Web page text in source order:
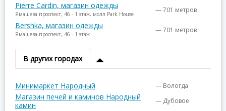
Pierre Cardin, магазин одежды
Ямашева проспект, 46 - 1 этаж, молл Park House — 701 метров
Bershka, магазин одежды
Ямашева проспект, 46 - 1 этаж — 701 метров
В других городах
Минимаркет Народный — Вологда
Магазин печей и каминов Народный
камин
— Дубовое